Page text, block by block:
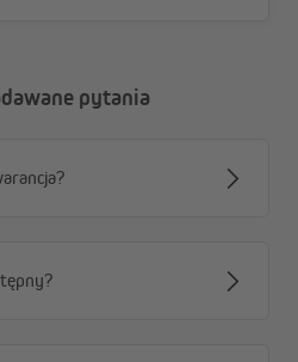
dzięki
na zabrudzenia tkaniny
pytania